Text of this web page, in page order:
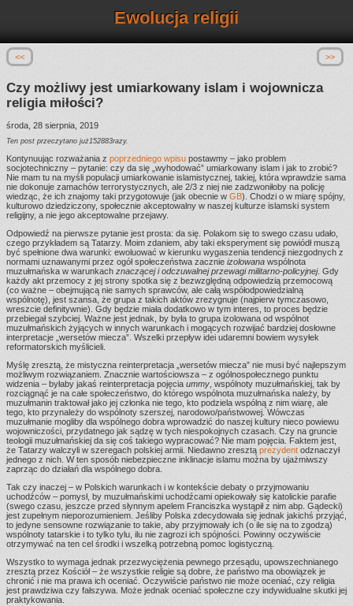
Ewolucja religii
<< >>
Czy możliwy jest umiarkowany islam i wojownicza
religia miłości?
środa, 28 sierpnia, 2019
Ten post przeczytano już152883razy.
Kontynuując rozważania z poprzedniego wpisu postawmy – jako problem
socjotechniczny – pytanie: czy da się „wyhodować” umiarkowany islam i jak to zrobić?
Nie mam tu na myśli populacji umiarkowanie islamistycznej, takiej, która wprawdzie sama
nie dokonuje zamachów terrorystycznych, ale 2/3 z niej nie zadzwoniłoby na policję
wiedząc, że ich znajomy taki przygotowuje (jak obecnie w GB). Chodzi o w miarę spójny,
kulturowo dziedziczony, społecznie akceptowalny w naszej kulturze islamski system
religijny, a nie jego akceptowalne przejawy.
Odpowiedź na pierwsze pytanie jest prosta: da się. Polakom się to swego czasu udało,
czego przykładem są Tatarzy. Moim zdaniem, aby taki eksperyment się powiódł muszą
być spełnione dwa warunki: ewoluować w kierunku wygaszenia tendencji niezgodnych z
normami uznawanymi przez ogół społeczeństwa zacznie izolowana wspólnota
muzułmańska w warunkach znaczącej i odczuwalnej przewagi militarno-policyjnej. Gdy
każdy akt przemocy z jej strony spotka się z bezwzględną odpowiedzią przemocową
(co ważne – obejmującą nie samych sprawców, ale całą współodpowiedzialną
wspólnotę), jest szansa, że grupa z takich aktów zrezygnuje (najpierw tymczasowo,
wreszcie definitywnie). Gdy będzie miała dodatkowo w tym interes, to proces będzie
przebiegał szybciej. Ważne jest jednak, by była to grupa izolowana od wspólnot
muzułmańskich żyjących w innych warunkach i mogących rozwijać bardziej dosłowne
interpretacje „wersetów miecza”. Wszelki przepływ idei udaremni bowiem wysyłek
reformatorskich myślicieli.
Myślę zresztą, że mistyczna reinterpretacja „wersetów miecza” nie musi być najlepszym
możliwym rozwiązaniem. Znacznie wartościowsza – z ogólnospołecznego punktu
widzenia – byłaby jakaś reinterpretacja pojęcia ummy , wspólnoty muzułmańskiej, tak by
rozciągnąć je na całe społeczeństwo, do którego wspólnota muzułmańska należy, by
muzułmanin traktował jako jej członka nie tego, kto podziela wspólną z nim wiarę, ale
tego, kto przynależy do wspólnoty szerszej, narodowo/państwowej. Wówczas
muzułmanie mogliby dla wspólnego dobra wprowadzić do naszej kultury nieco powiewu
wojowniczości, przydatnego jak sądzę w tych niespokojnych czasach. Czy na gruncie
teologii muzułmańskiej da się coś takiego wypracować? Nie mam pojęcia. Faktem jest,
że Tatarzy walczyli w szeregach polskiej armii. Niedawno zresztą prezydent odznaczył
jednego z nich. W ten sposób niebezpieczne inklinacje islamu można by ujażmiwszy
zaprząc do działań dla wspólnego dobra.
Tak czy inaczej – w Polskich warunkach i w kontekście debaty o przyjmowaniu
uchodźców – pomysł, by muzułmańskimi uchodźcami opiekowały się katolickie parafie
(swego czasu, jeszcze przed słynnym apelem Franciszka wystąpił z nim abp. Gądecki)
jest zupełnym nieporozumieniem. Jeśliby Polska zdecydowała się jednak jakichś przyjąć,
to jedyne sensowne rozwiązanie to takie, aby przyjmowały ich (o ile się na to zgodzą)
wspólnoty tatarskie i to tylko tylu, ilu nie zagrozi ich spójności. Powinny oczywiście
otrzymywać na ten cel środki i wszelką potrzebną pomoc logistyczną.
Wszystko to wymaga jednak przezwyciężenia pewnego przesądu, upowszechnianego
zresztą przez Kościół – że wszystkie religie są dobre, że państwo ma obowiązek je
chronić i nie ma prawa ich oceniać. Oczywiście państwo nie może oceniać, czy religia
jest prawdziwa czy fałszywa. Może jednak oceniać społeczne czy indywidualne skutki jej
praktykowania.